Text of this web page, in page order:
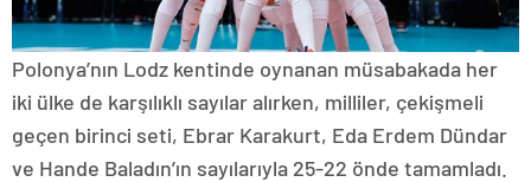
Polonya’nın Lodz kentinde oynanan müsabakada her
iki ülke de karşılıklı sayılar alırken, milliler, çekişmeli
geçen birinci seti, Ebrar Karakurt, Eda Erdem Dündar
ve Hande Baladın’ın sayılarıyla 25-22 önde tamamladı.